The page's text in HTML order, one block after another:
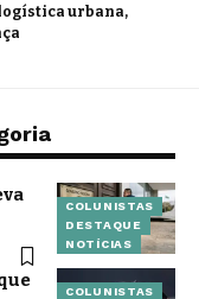
urbana,
COLUNISTAS
DESTAQUE
NOTÍCIAS
COLUNISTAS